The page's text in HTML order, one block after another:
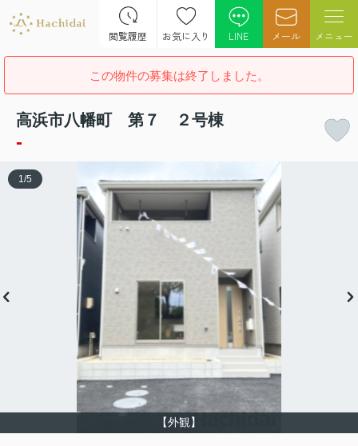
閲覧履歴 お気に入り LINE メール メニュー
この物件の募集は終了しました。
高浜市八幡町 第７ ２号棟
-
【外観】
1 /5